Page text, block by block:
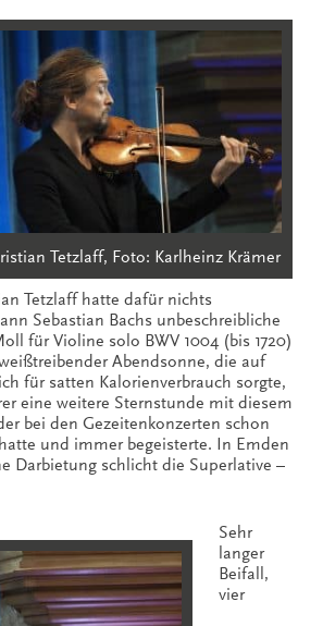
Tetzlaff, Foto: Karlheinz Krämer
Tetzlaff hatte dafür nichts
Sebastian Bachs unbeschreibliche
für Violine solo BWV 1004 (bis 1720)
Abendsonne, die auf
für satten Kalorienverbrauch sorgte,
eine weitere Sternstunde mit diesem
bei den Gezeitenkonzerten schon
und immer begeisterte. In Emden
Darbietung schlicht die Superlative –
Sehr
langer
Beifall,
vier